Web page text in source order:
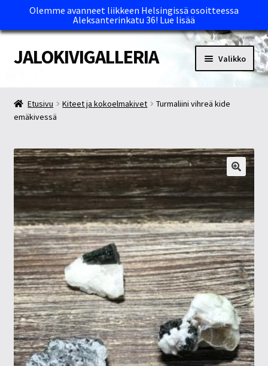
Olemme avanneet liikkeen Helsingissä osoitteessa
Aleksanterinkatu 36! Lue lisää
Siirry
navigointiin
Siirry
sisältöön
JALOKIVIGALLERIA Valikko
Kassa
Maksutavat ja Tärkeää tietää
Myymälät
Oma tili
Ostoskori
Tietosuojaseloste
Tuotteet
Yritysinfo
Etusivu Kiteet ja kokoelmakivet
Turmaliini vihreä kide
emäkivessä